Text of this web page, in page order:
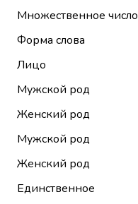
Множественное число
Форма слова
Лицо
Мужской род
Женский род
Мужской род
Женский род
Единственное